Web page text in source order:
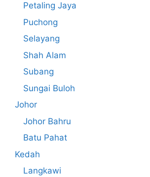
Petaling Jaya
Puchong
Selayang
Shah Alam
Subang
Sungai Buloh
Johor
Johor Bahru
Batu Pahat
Kedah
Langkawi